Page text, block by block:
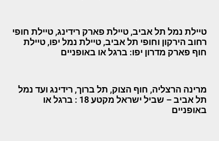
טיילת נמל תל אביב, טיילת פארק רידינג, טיילת חופי
רחוב הירקון וחופי תל אביב, טיילת נמל יפו, טיילת
חוף פארק מדרון יפו: ברגל או באופניים
מרינה הרצליה, חוף הצוק, תל ברוך, רידינג ועד נמל
תל אביב – שביל ישראל מקטע 18 : ברגל או
באופניים